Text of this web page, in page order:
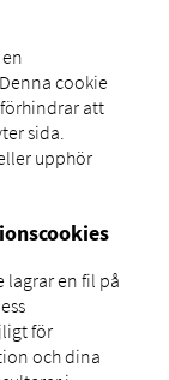
cookie
att
sida.
upphör
lagrar en fil på
för
och dina